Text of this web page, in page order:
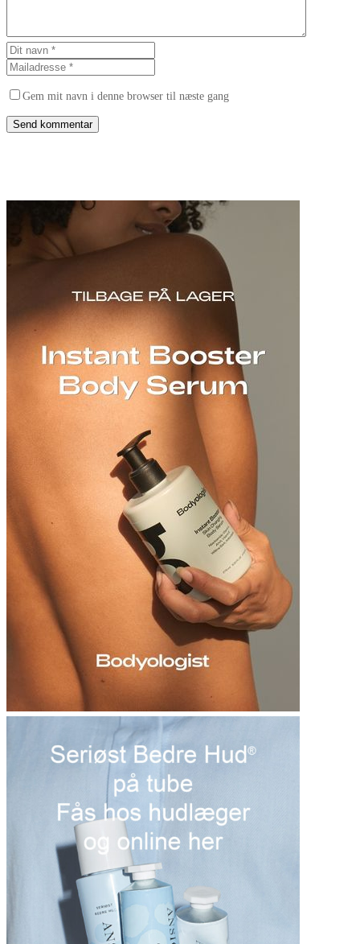
Gem mit navn i denne browser til næste gang